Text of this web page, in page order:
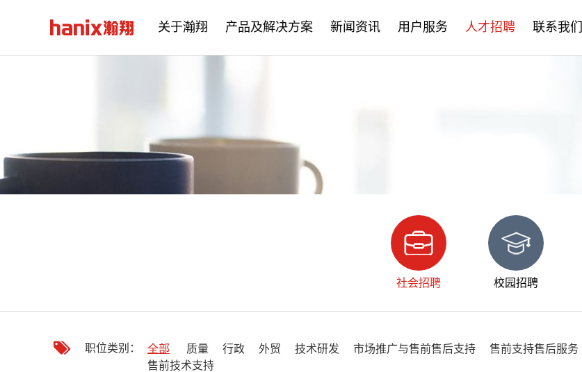
关于瀚翔 产品及解决方案 新闻资讯 用户服务 人才招聘 联系我们
社会招聘 校园招聘
职位类别： 全部 质量 行政 外贸 技术研发 市场推广与售前售后支持 售前支持售后服务
售前技术支持